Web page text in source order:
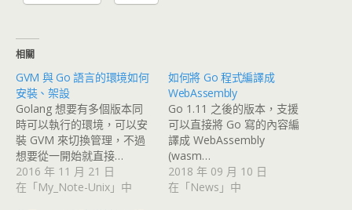
相關
GVM 與 Go 語言的環境如何
安裝、架設
Golang 想要有多個版本同
時可以執行的環境，可以安
裝 GVM 來切換管理，不過
想要從一開始就直接…
2016 年 11 月 21 日
在「My_Note-Unix」中
如何將 Go 程式編譯成
WebAssembly
Go 1.11 之後的版本，支援
可以直接將 Go 寫的內容編
譯成 WebAssembly
(wasm…
2018 年 09 月 10 日
在「News」中